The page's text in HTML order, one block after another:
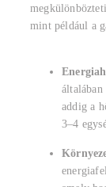
mint például a
addig a
3–4